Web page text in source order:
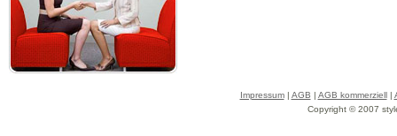
Impressum| AGB | AGB kommerziell|
Copyright © 2007